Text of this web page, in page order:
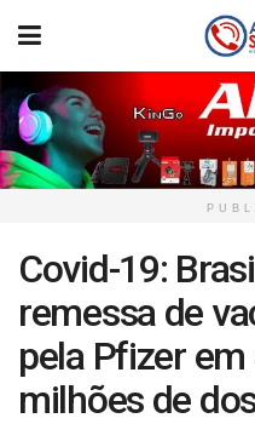
Covid-19:
remessa de
pela Pfizer
milhões de